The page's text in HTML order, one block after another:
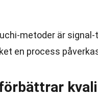
metoder är
en process